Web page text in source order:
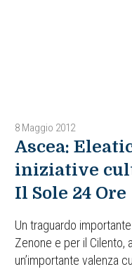
8 Maggio 2012
Ascea:
iniziative
Il Sole 24 Ore
Un traguardo
Zenone e per il Cilento,
un’importante valenza